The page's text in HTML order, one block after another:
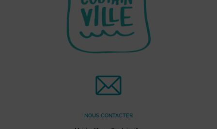
NOUS CONTACTER